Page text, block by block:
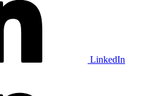
LinkedIn